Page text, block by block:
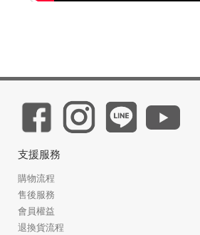
支援服務
購物流程
售後服務
會員權益
退換貨流程